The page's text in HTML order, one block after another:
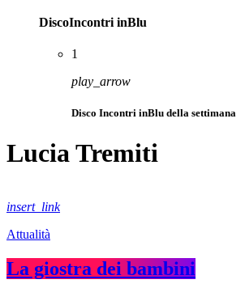
DiscoIncontri inBlu
1
play_arrow
Disco Incontri inBlu della settimana
Lucia Tremiti
insert_link
Attualità
La giostra dei bambini